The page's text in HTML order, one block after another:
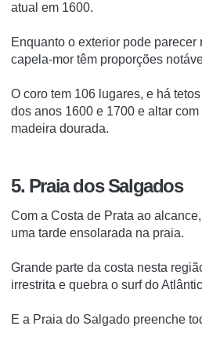
atual em 1600.
Enquanto o exterior pode parecer
capela-mor têm proporções
O coro tem 106 lugares, e há
dos anos 1600 e 1700 e altar
madeira dourada.
5. Praia dos Salgados
Com a Costa de Prata ao
uma tarde ensolarada na praia.
Grande parte da costa nesta
irrestrita e quebra o surf do
E a Praia do Salgado preenche